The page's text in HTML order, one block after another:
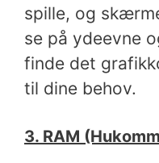
spille, og
se på ydeevne
finde det
til dine behov.
3. RAM